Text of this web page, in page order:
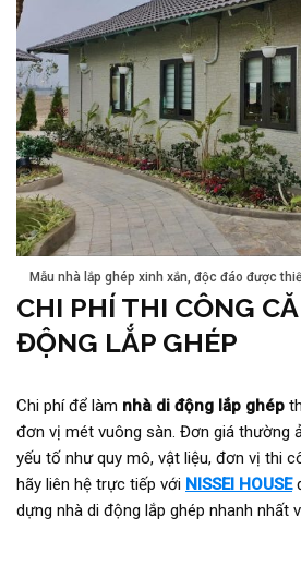
Mẫu nhà lắp ghép xinh xắn, độc đáo được
CHI PHÍ THI CÔNG
ĐỘNG LẮP GHÉP
Chi phí để làm nhà di động lắp ghép
đơn vị mét vuông sàn. Đơn giá thường
yếu tố như quy mô, vật liệu, đơn vị thi
hãy liên hệ trực tiếp với NISSEI HOUSE
dựng nhà di động lắp ghép nhanh nhất